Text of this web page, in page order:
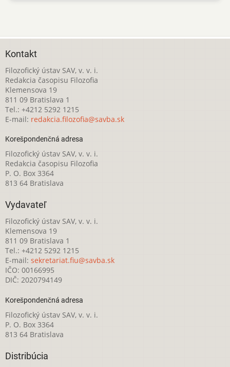
Kontakt
Filozofický ústav SAV, v. v. i.
Redakcia časopisu Filozofia
Klemensova 19
811 09 Bratislava 1
Tel.: +4212 5292 1215
E-mail: redakcia.filozofia@savba.sk
Korešpondenčná adresa
Filozofický ústav SAV, v. v. i.
Redakcia časopisu Filozofia
P. O. Box 3364
813 64 Bratislava
Vydavateľ
Filozofický ústav SAV, v. v. i.
Klemensova 19
811 09 Bratislava 1
Tel.: +4212 5292 1215
E-mail: sekretariat.fiu@savba.sk
IČO: 00166995
DIČ: 2020794149
Korešpondenčná adresa
Filozofický ústav SAV, v. v. i.
P. O. Box 3364
813 64 Bratislava
Distribúcia